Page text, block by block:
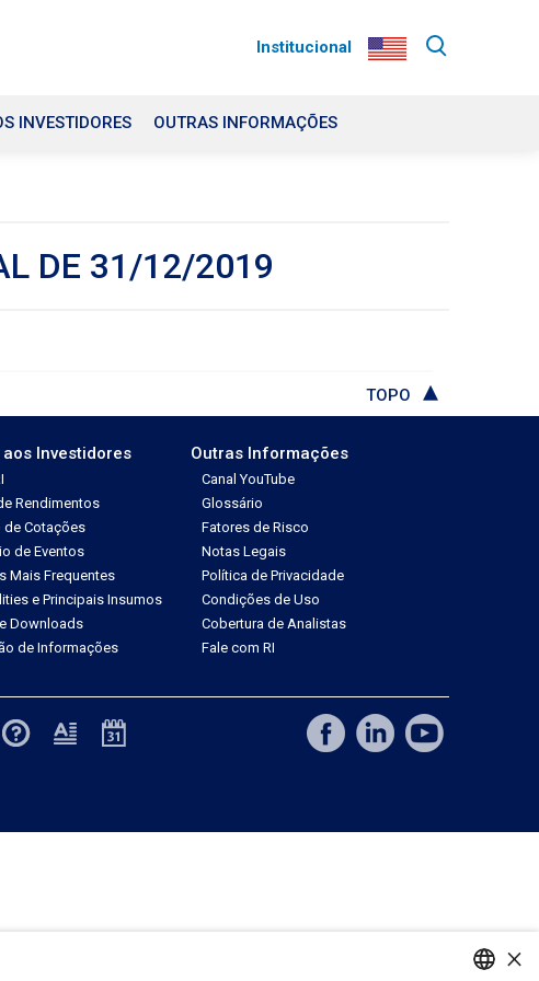
Institucional
INVESTIDORES OUTRAS INFORMAÇÕES
DE 31/12/2019
TOPO
Investidores
Rendimentos
Cotações
de Eventos
Mais Frequentes
e Principais Insumos
Downloads
de Informações
Outras Informações
Canal YouTube
Glossário
Fatores de Risco
Notas Legais
Política de Privacidade
Condições de Uso
Cobertura de Analistas
Fale com RI
×